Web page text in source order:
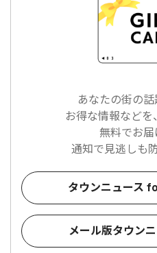
あなたの街の
お得な情報などを
無料でお届
通知で見逃しも
タウンニュース
メール版タウン